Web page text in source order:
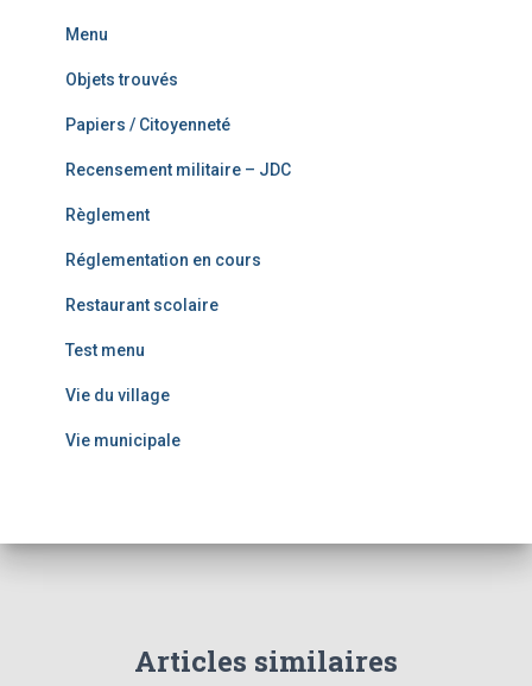
Menu
Objets trouvés
Papiers / Citoyenneté
Recensement militaire – JDC
Règlement
Réglementation en cours
Restaurant scolaire
Test menu
Vie du village
Vie municipale
Articles similaires